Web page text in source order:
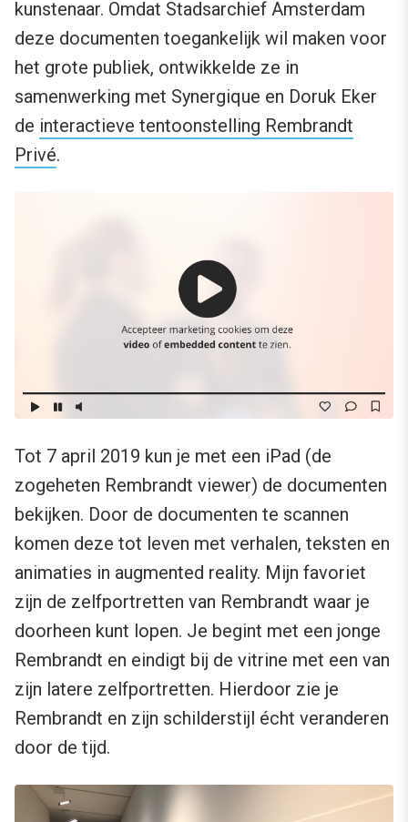
kunstenaar. Omdat Stadsarchief Amsterdam
deze documenten toegankelijk wil maken voor
het grote publiek, ontwikkelde ze in
samenwerking met Synergique en Doruk Eker
de interactieve tentoonstelling Rembrandt
Privé.
Tot 7 april 2019 kun je met een iPad (de
zogeheten Rembrandt viewer) de documenten
bekijken. Door de documenten te scannen
komen deze tot leven met verhalen, teksten en
animaties in augmented reality. Mijn favoriet
zijn de zelfportretten van Rembrandt waar je
doorheen kunt lopen. Je begint met een jonge
Rembrandt en eindigt bij de vitrine met een van
zijn latere zelfportretten. Hierdoor zie je
Rembrandt en zijn schilderstijl écht veranderen
door de tijd.